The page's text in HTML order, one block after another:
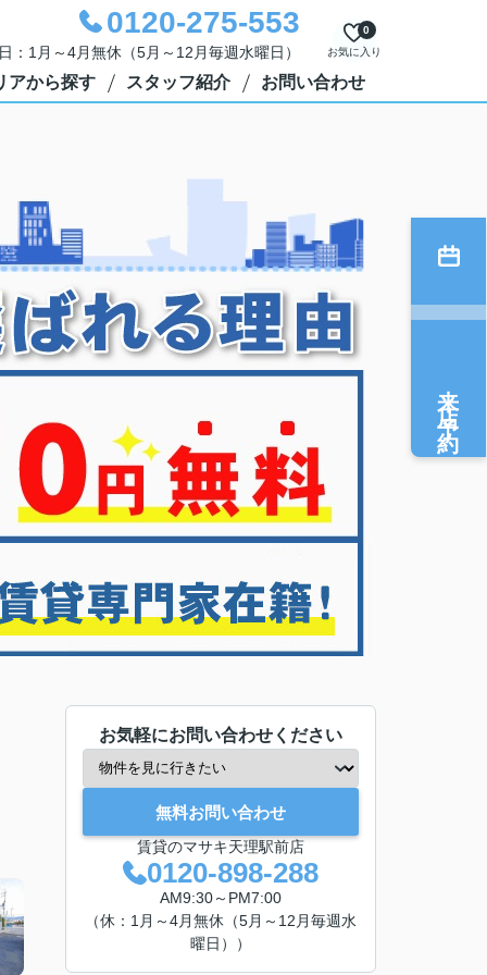
0120-275-553
1月～4月無休（5月～12月毎週水曜日） お気に入り
0
アから探す スタッフ紹介 お問い合わせ
お気軽にお問い合わせください
無料お問い合わせ
賃貸のマサキ天理駅前店
0120-898-288
AM9:30～PM7:00
（休：1月～4月無休（5月～12月毎週水
曜日））
来店予約